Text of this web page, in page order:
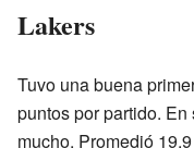
Lakers
Tuvo una buena
puntos por partido.
mucho. Promedió